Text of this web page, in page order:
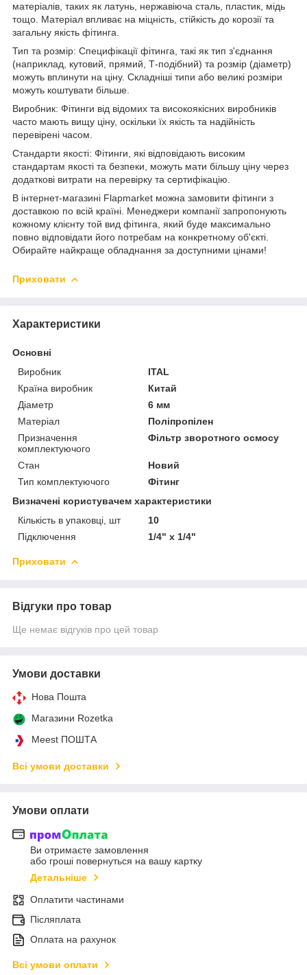
матеріалів, таких як латунь, нержавіюча сталь, пластик, мідь
тощо. Матеріал впливає на міцність, стійкість до корозії та
загальну якість фітинга.
Тип та розмір: Специфікації фітинга, такі як тип з'єднання
(наприклад, кутовий, прямий, Т-подібний) та розмір (діаметр)
можуть вплинути на ціну. Складніші типи або великі розміри
можуть коштувати більше.
Виробник: Фітинги від відомих та високоякісних виробників
часто мають вищу ціну, оскільки їх якість та надійність
перевірені часом.
Стандарти якості: Фітинги, які відповідають високим
стандартам якості та безпеки, можуть мати більшу ціну через
додаткові витрати на перевірку та сертифікацію.
В інтернет-магазині Flapmarket можна замовити фітинги з
доставкою по всій країні. Менеджери компанії запропонують
кожному клієнту той вид фітинга, який буде максимально
повно відповідати його потребам на конкретному об'єкті.
Обирайте найкраще обладнання за доступними цінами!
Приховати
Характеристики
Основні
Виробник
ITAL
Країна виробник
Китай
Діаметр
6 мм
Матеріал
Поліпропілен
Призначення
комплектуючого
Фільтр зворотного осмосу
Стан
Новий
Тип комплектуючого
Фітинг
Визначені користувачем характеристики
Кількість в упаковці, шт
10
Підключення
1/4" x 1/4"
Приховати
Відгуки про товар
Ще немає відгуків про цей товар
Умови доставки
Нова Пошта
Магазини Rozetka
Meest ПОШТА
Всі умови доставки
Умови оплати
Ви отримаєте замовлення
або гроші повернуться на вашу картку
Детальніше
Оплатити частинами
Післяплата
Оплата на рахунок
Всі умови оплати